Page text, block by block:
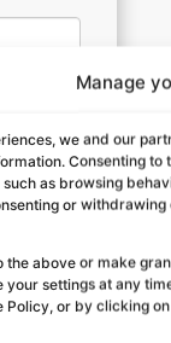
Manage
we and our
Consenting
as browsing
or
above or make
your settings at any
Policy, or by clicking